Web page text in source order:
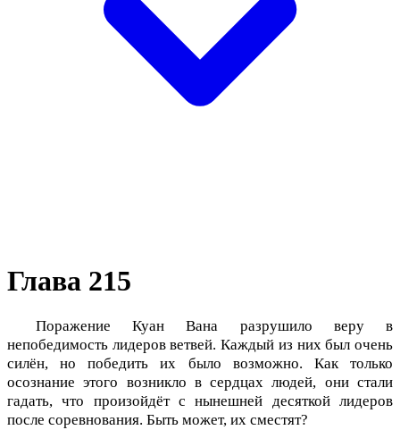
Глава 215
Поражение Куан Вана разрушило веру в
непобедимость лидеров ветвей. Каждый из них был очень
силён, но победить их было возможно. Как только
осознание этого возникло в сердцах людей, они стали
гадать, что произойдёт с нынешней десяткой лидеров
после соревнования. Быть может, их сместят?